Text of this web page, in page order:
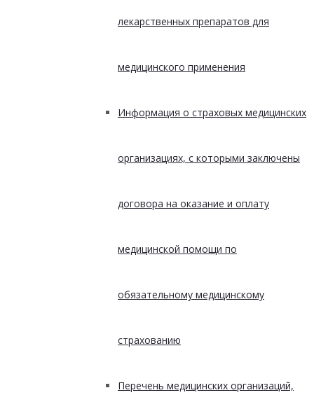
лекарственных препаратов для
медицинского применения
Информация о страховых медицинских
организациях, с которыми заключены
договора на оказание и оплату
медицинской помощи по
обязательному медицинскому
страхованию
Перечень медицинских организаций,